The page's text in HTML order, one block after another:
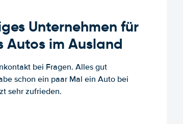
Unternehmen für
Autos im Ausland
bei Fragen. Alles gut
schon ein paar Mal ein Auto bei
sehr zufrieden.